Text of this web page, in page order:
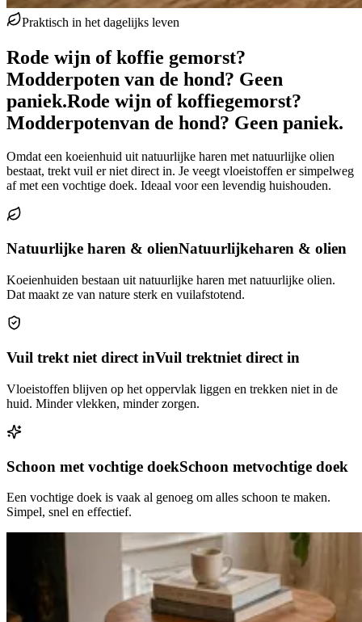
Praktisch in het dagelijks leven
Rode wijn of koffie gemorst?
Modderpoten van de hond? Geen
paniek.Rode wijn of koffiegemorst?
Modderpotenvan de hond? Geen paniek.
Omdat een koeienhuid uit natuurlijke haren met natuurlijke olien
bestaat, trekt vuil er niet direct in. Je veegt vloeistoffen er simpelweg
af met een vochtige doek. Ideaal voor een levendig huishouden.
Natuurlijke haren & olienNatuurlijkeharen & olien
Koeienhuiden bestaan uit natuurlijke haren met natuurlijke olien.
Dat maakt ze van nature sterk en vuilafstotend.
Vuil trekt niet direct inVuil trektniet direct in
Vloeistoffen blijven op het oppervlak liggen en trekken niet in de
huid. Minder vlekken, minder zorgen.
Schoon met vochtige doekSchoon metvochtige doek
Een vochtige doek is vaak al genoeg om alles schoon te maken.
Simpel, snel en effectief.